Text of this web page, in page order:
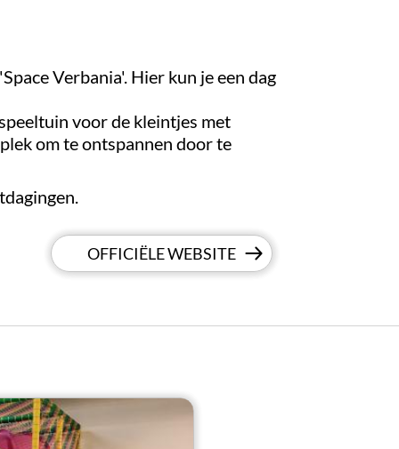
Verbania'. Hier kun je een dag
voor de kleintjes met
om te ontspannen door te
OFFICIËLE WEBSITE